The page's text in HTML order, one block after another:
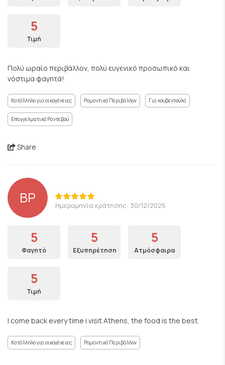
5
Τιμή
Πολύ ωραίο περιβάλλον, πολύ ευγενικό προσωπικό και
νόστιμα φαγητά!
Κατάλληλο για οικογένειες Ρομαντικό Περιβάλλον Για κουβεντούλα
Επαγγελματικό Ραντεβού
Share
BP Ημερομηνία κράτησης: 30/12/2025
5
Φαγητό
5
Εξυπηρέτηση
5
Ατμόσφαιρα
5
Τιμή
I come back every time i visit Athens, the food is the best.
Κατάλληλο για οικογένειες Ρομαντικό Περιβάλλον